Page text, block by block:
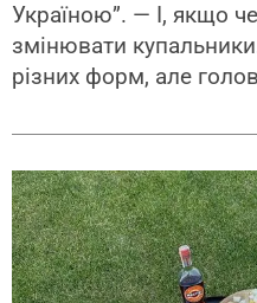
Україною”. — І, якщо
змінювати
різних форм, але